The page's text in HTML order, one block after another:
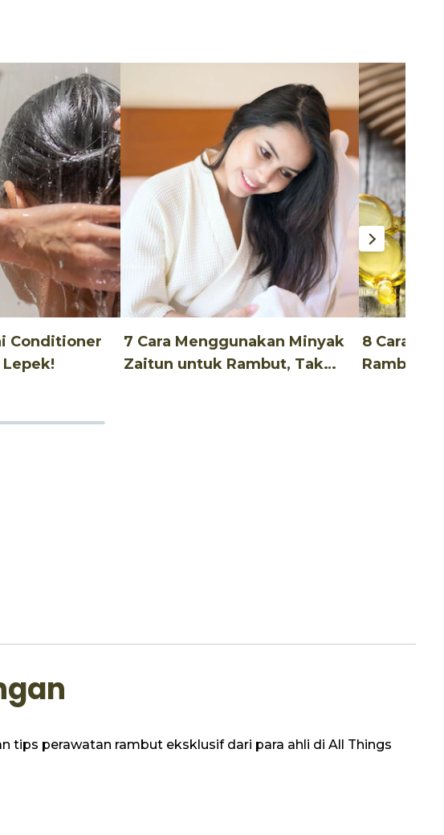
Conditioner
7 Cara Menggunakan Minyak
Zaitun untuk Rambut, Tak
8 Cara
Rambut
tips perawatan rambut eksklusif dari para ahli di All Things